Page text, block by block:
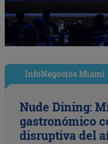
InfoNegocios Miami
Nude Dining:
gastronómico
disruptiva del